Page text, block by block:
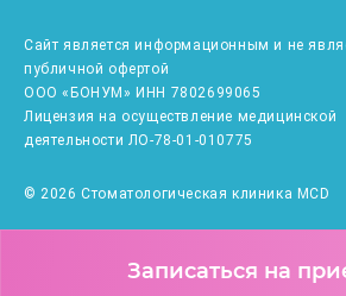
Записаться на
Сайт является информационным и не
публичной офертой
ООО «БОНУМ» ИНН 7802699065
Лицензия на осуществление медицинской
деятельности ЛО-78-01-010775
© 2026 Стоматологическая клиника MCD